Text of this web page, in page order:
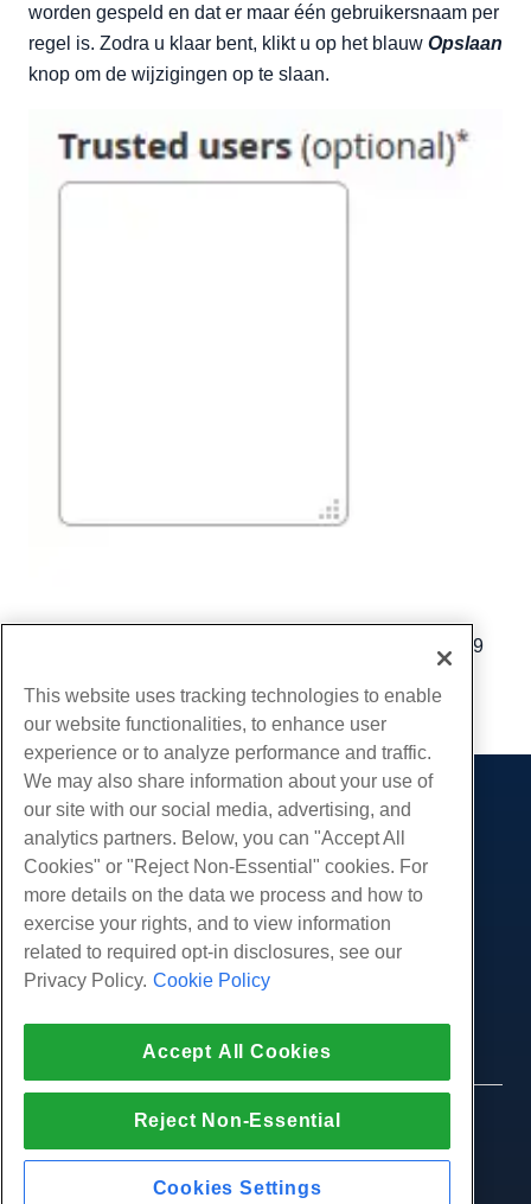
worden gespeld en dat er maar één gebruikersnaam per
regel is. Zodra u klaar bent, klikt u op het blauw Opslaan
knop om de wijzigingen op te slaan.
januari- 28, 2019
Kopiëren URL
Producten
Web hosting
Zakelijke hosting
White Label-wederverkoper
Beheerde Linux VPS
Onbeheerde Windows VPS
Cloud Servers
Load Balancers
Blokkeer opslag
Diensten
Website-migraties
Gemeenschap
Productdocumentatie
Tutorials
Bedrijf
Over ons
Neem contact op
druk op
Affiliate-programma
Politie
Partnerovereenkomst
Ondersteuning
Live chat met ons
Open een ondersteuningskaartje
© 2010-2026 Hostwinds, een HostPapa Inc. bedrijf.
This website uses tracking technologies to enable
our website functionalities, to enhance user
experience or to analyze performance and traffic.
We may also share information about your use of
our site with our social media, advertising, and
analytics partners. Below, you can "Accept All
Cookies" or "Reject Non-Essential" cookies. For
more details on the data we process and how to
exercise your rights, and to view information
related to required opt-in disclosures, see our
Privacy Policy. Cookie Policy
Accept All Cookies
Reject Non-Essential
Cookies Settings